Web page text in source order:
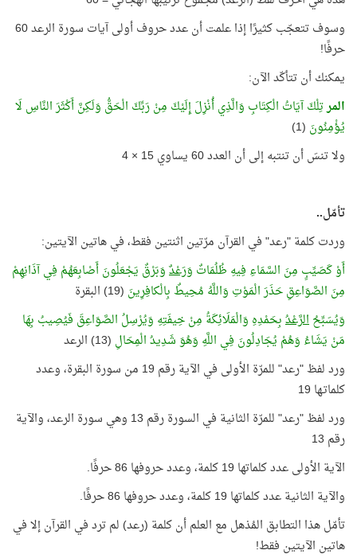
وسوف تتعجّب كثيرًا إذا علمت أن عدد حروف أولى آيات سورة الرعد 60
حرفًا!
يمكنك أن تتأكّد الآن:
المرتِلْكَ آيَاتُ الْكِتَابِ وَالَّذِي أُنْزِلَ إِلَيْكَ مِنْ رَبِّكَ الْحَقُّ وَلَكِنَّ أَكْثَرَ النَّاسِ لَا
يُؤْمِنُونَ (1)
ولا تنسَ أن تنتبه إلى أن العدد 60 يساوي 15 × 4
تأمّل..
وردت كلمة "رعد" في القرآن مرّتين اثنتين فقط، في هاتين الآيتين:
أَوْ كَصَيِّبٍ مِنَ السَّمَاءِ فِيهِ ظُلُمَاتٌ وَرَعْدٌوَبَرْقٌ يَجْعَلُونَ أَصْابِعَهُمْ فِي آذَانِهِمْ
مِنَ الصَّوَاعِقِ حَذَرَ الْمَوْتِ وَاللَّهُ مُحِيطٌ بِالْكافِرِينَ (19) البقرة
وَيُسَبِّحُالرَّعْدُبِحَمْدِهِ وَالْمَلَائِكَةُ مِنْ خِيفَتِهِ وَيُرْسِلُ الصَّوَاعِقَ فَيُصِيبُ بِهَا
مَنْ يَشَاءُ وَهُمْ يُجَادِلُونَ فِي اللَّهِ وَهُوَ شَدِيدُ الْمِحَالِ (13) الرعد
ورد لفظ "رعد" للمرّة الأولى في الآية رقم 19 من سورة البقرة، وعدد
كلماتـها 19
ورد لفظ "رعد" للمرّة الثانية في السورة رقم 13 وهي سورة الرعد، والآية
رقم 13
الآية الأولى عدد كلماتها 19 كلمة، وعدد حروفها 86 حرفًا.
والآية الثانية عدد كلماتها 19 كلمة، وعدد حروفها 86 حرفًا.
تأمّل هذا التطابق المُذهل مع العلم أن كلمة (رعد) لم ترد في القرآن إلا في
هاتين الآيتين فقط!